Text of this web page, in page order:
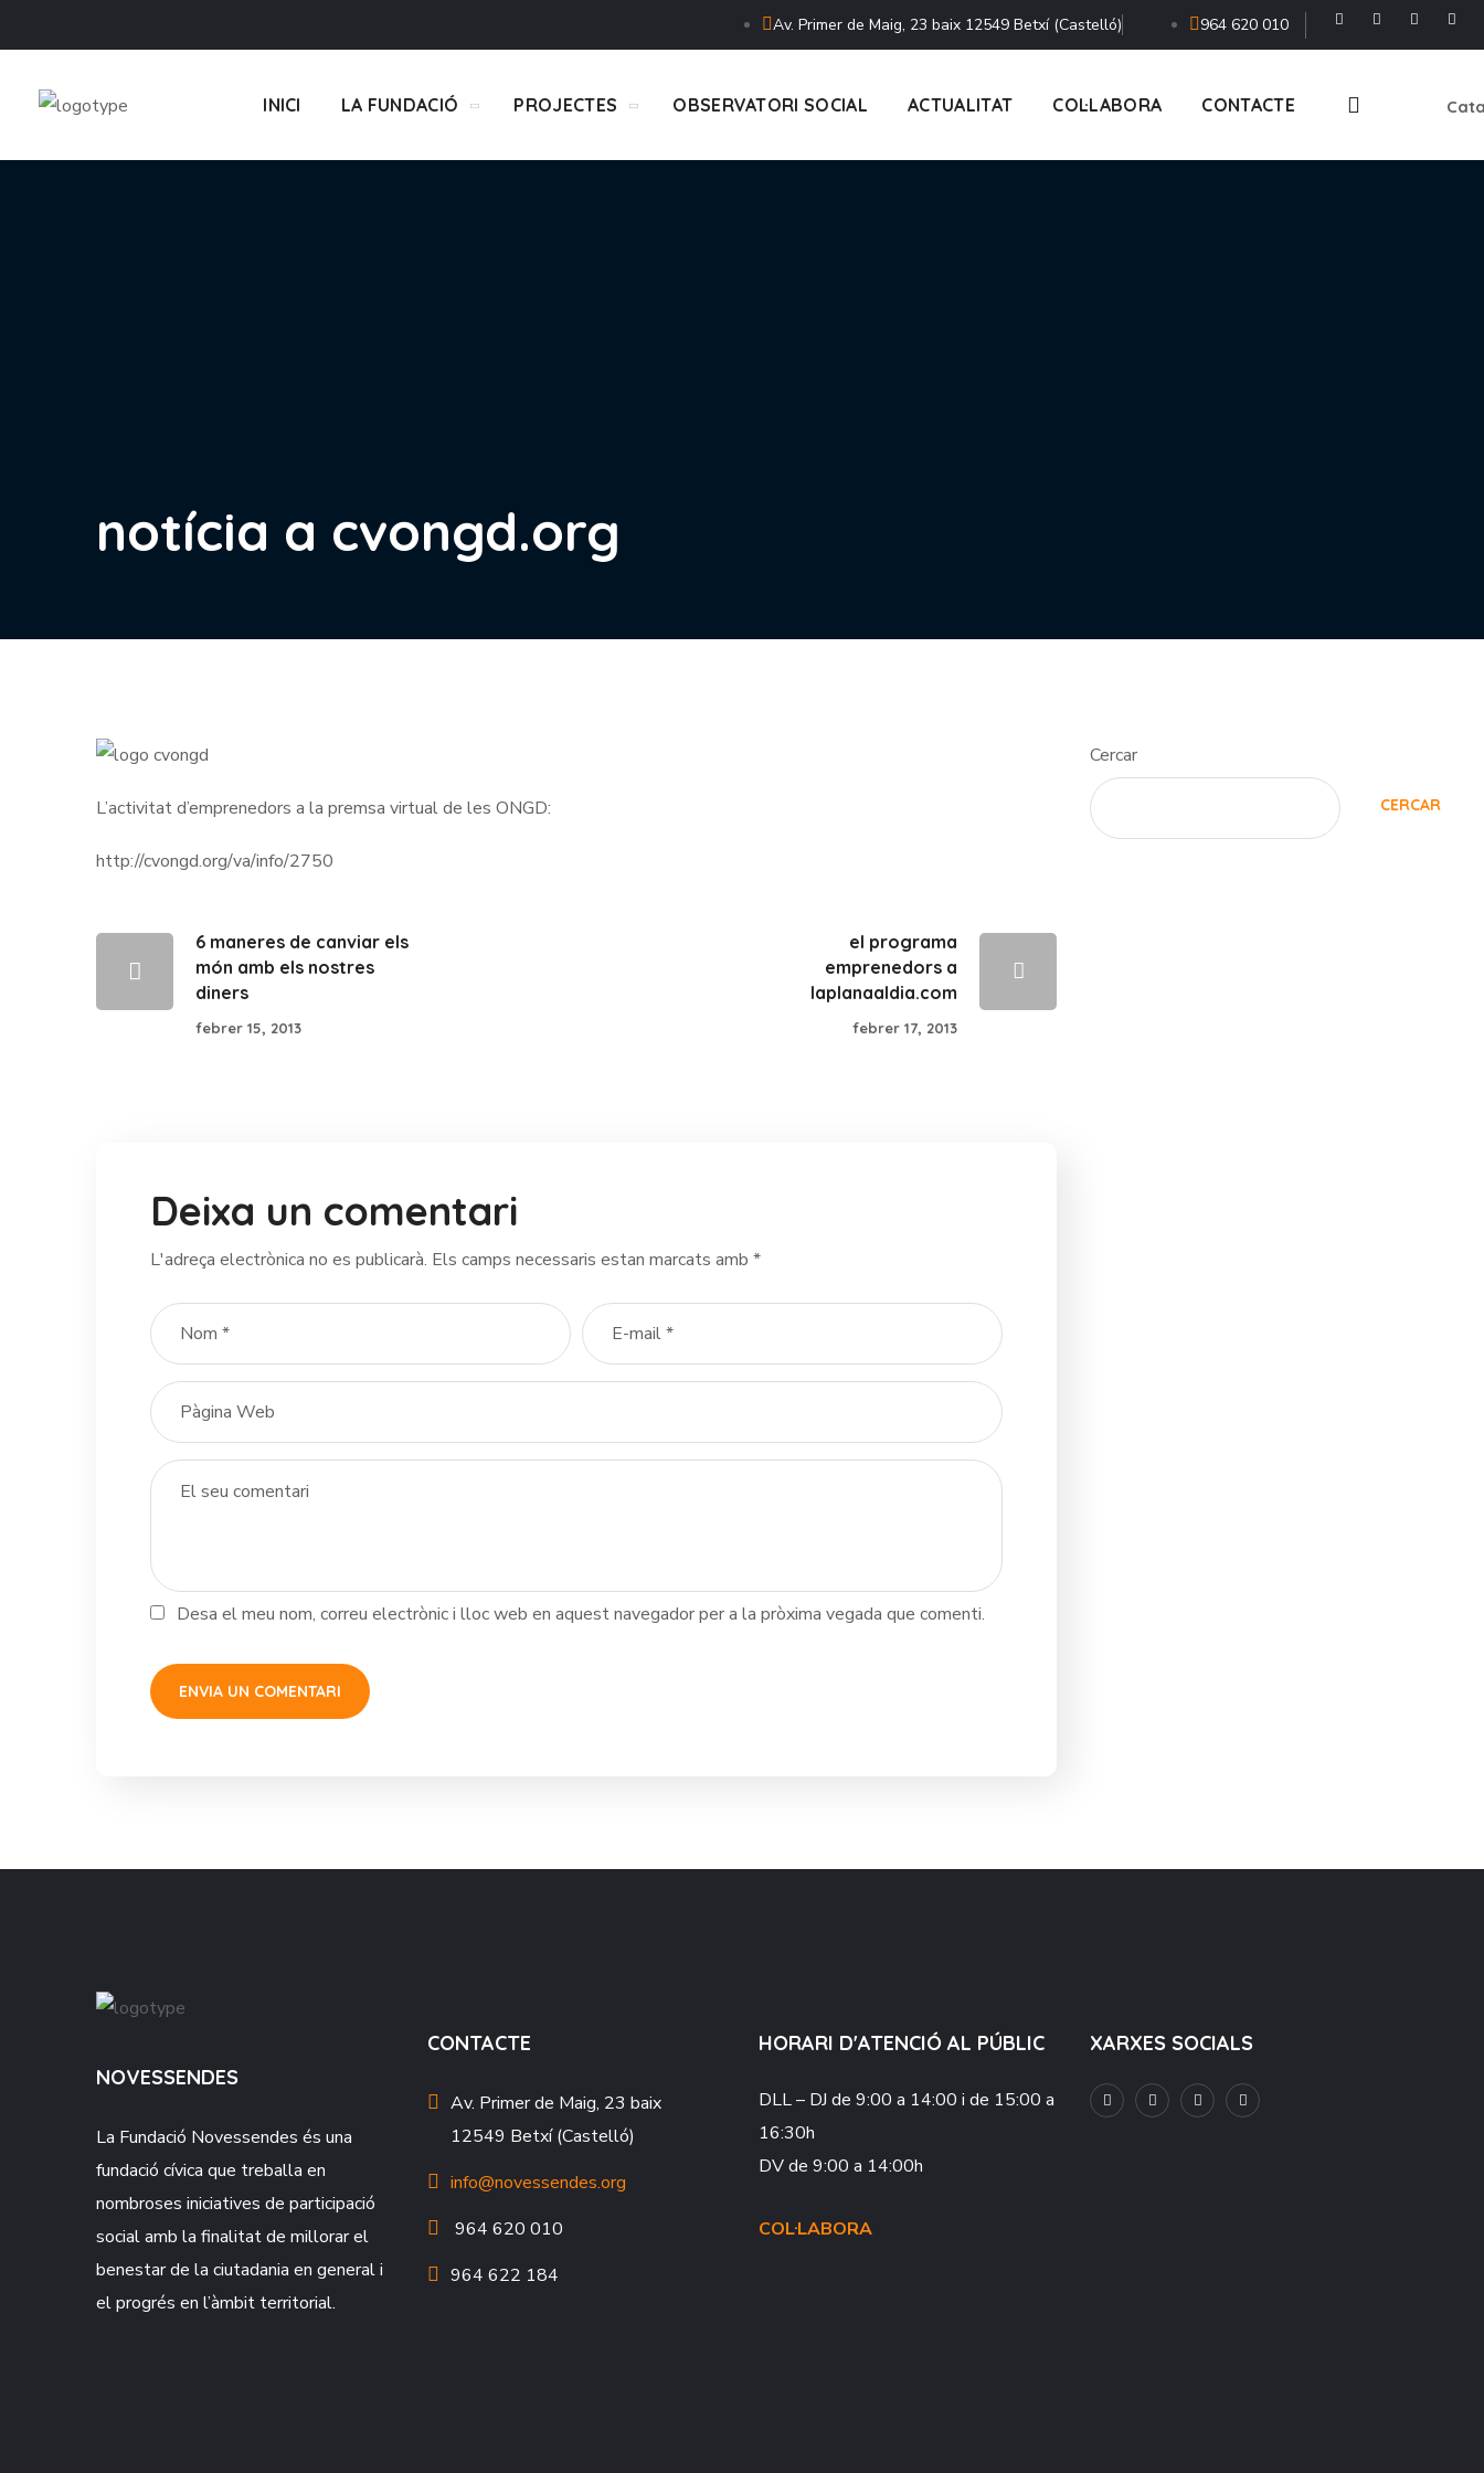
Av. Primer de Maig, 23 baix 12549 Betxí (Castelló) 964 620 010
INICI LA FUNDACIÓ PROJECTES OBSERVATORI SOCIAL ACTUALITAT COL·LABORA CONTACTE
notícia a cvongd.org
L’activitat d’emprenedors a la premsa virtual de les ONGD:
http://cvongd.org/va/info/2750
6 maneres de canviar els
món amb els nostres
diners
febrer 15, 2013
el programa
emprenedors a
laplanaaldia.com
febrer 17, 2013
Deixa un comentari
L'adreça electrònica no es publicarà. Els camps necessaris estan marcats amb *
Desa el meu nom, correu electrònic i lloc web en aquest navegador per a la pròxima vegada que comenti.
Cercar
CERCAR
NOVESSENDES
La Fundació Novessendes és una
fundació cívica que treballa en
nombroses iniciatives de participació
social amb la finalitat de millorar el
benestar de la ciutadania en general i
el progrés en l’àmbit territorial.
CONTACTE
Av. Primer de Maig, 23 baix
12549 Betxí (Castelló)
info@novessendes.org
964 620 010
964 622 184
HORARI D'ATENCIÓ AL PÚBLIC
DLL – DJ de 9:00 a 14:00 i de 15:00 a
16:30h
DVde 9:00 a 14:00h
COL·LABORA
XARXES SOCIALS